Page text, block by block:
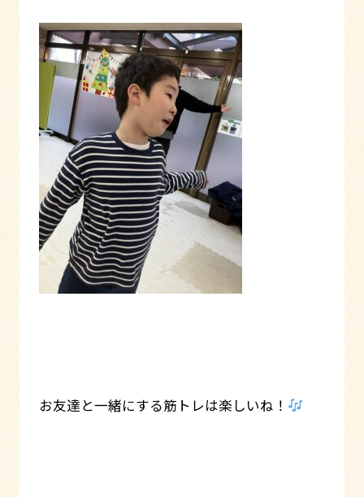
お友達と一緒にする筋トレは楽しいね！